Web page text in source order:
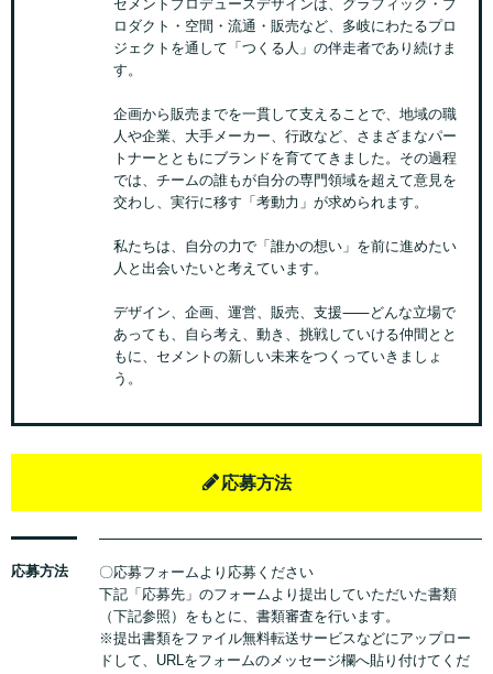
セメントプロデュースデザインは、グラフィック・プ
ロダクト・空間・流通・販売など、多岐にわたるプロ
ジェクトを通して「つくる人」の伴走者であり続けま
す。
企画から販売までを一貫して支えることで、地域の職
人や企業、大手メーカー、行政など、さまざまなパー
トナーとともにブランドを育ててきました。その過程
では、チームの誰もが自分の専門領域を超えて意見を
交わし、実行に移す「考動力」が求められます。
私たちは、自分の力で「誰かの想い」を前に進めたい
人と出会いたいと考えています。
デザイン、企画、運営、販売、支援⸺どんな立場で
あっても、自ら考え、動き、挑戦していける仲間とと
もに、セメントの新しい未来をつくっていきましょ
う。
応募方法
応募方法
〇応募フォームより応募ください
下記「応募先」のフォームより提出していただいた書類
（下記参照）をもとに、書類審査を行います。
※提出書類をファイル無料転送サービスなどにアップロー
ドして、URLをフォームのメッセージ欄へ貼り付けてくだ